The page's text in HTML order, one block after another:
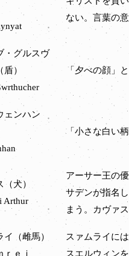
ない。言葉の
・グルスヴ
）
「夕べの顔」
ェンハン
「小さな白い
犬）
Arthur
アーサー王の
サデンが指名
まう。カヴァ
イ（雌馬）
ｒｅｉ
スァムライに
スエルウィン